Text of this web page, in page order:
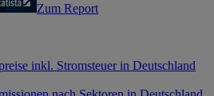
Zum Report
inkl. Stromsteuer in Deutschland